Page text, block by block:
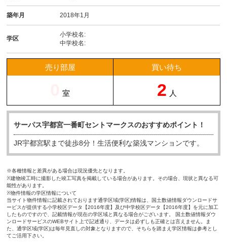
築年月 2018年1月
学区
小学校名:
中学校名:
売り部屋
室
買い待ち
2 人
サーパス宇都宮一番町セントマークスのおすすめポイント！
JR宇都宮駅まで徒歩8分！生活便利な築浅マンションです。
※各種情報と差異がある場合は現況優先となります。
※建物竣工時に撮影した竣工写真を掲載している場合があります。その場合、現状と異なる可
能性があります。
※物件情報の学区情報について
当サイト物件情報に記載されております通学区域(学区)情報は、国土数値情報ダウンロードサ
ービスが提供する小学校区データ【2016年度】及び中学校区データ【2016年度】を元に加工
したものですので、記載情報が現在の学区域と異なる場合がございます。 国土数値情報ダウ
ンロードサービスのWEBサイト上で記述通り、データは必ずしも正確とは言えません。ま
た、通学区域(学区)は毎年見直しの対象となりますので、そちらを踏まえ学区情報は参考とし
てご活用下さい。